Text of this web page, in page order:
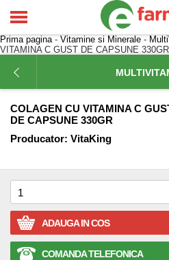
Prima pagina- Vitamine si Minerale -
VITAMINA C GUST DE CAPSUNE 330GR
COLAGEN CU VITAMINA C
DE CAPSUNE 330GR
Producator: VitaKing
ADAUGA IN COS
COMANDA TELEFONICA